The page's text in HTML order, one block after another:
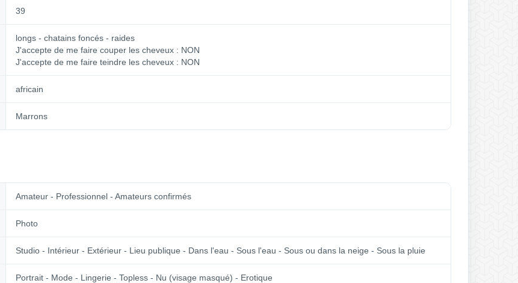
39
longs - chatains foncés - raides
J'accepte de me faire couper les cheveux : NON
J'accepte de me faire teindre les cheveux : NON
africain
Marrons
Amateur - Professionnel - Amateurs confirmés
Photo
Studio - Intérieur - Extérieur - Lieu publique - Dans l'eau - Sous l'eau - Sous ou dans la neige - Sous la pluie
Portrait - Mode - Lingerie - Topless - Nu (visage masqué) - Erotique